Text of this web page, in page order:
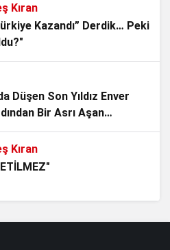
Dansı
Okuyalım
Kıran
Kazandı” Derdik… Peki
Düşen Son Yıldız Enver
Bir Asrı Aşan
Kıran